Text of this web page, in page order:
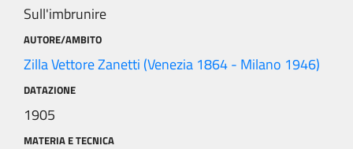
Sull'imbrunire
AUTORE/AMBITO
Zilla Vettore Zanetti (Venezia 1864 - Milano 1946)
DATAZIONE
1905
MATERIA E TECNICA